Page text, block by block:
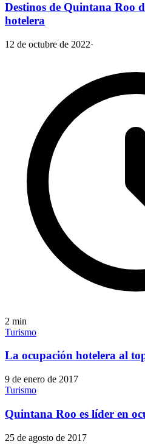
Destinos de Quintana Roo
hotelera
12 de octubre de 2022·
2 min
Turismo
La ocupación hotelera al
9 de enero de 2017
Turismo
Quintana Roo es líder en
25 de agosto de 2017